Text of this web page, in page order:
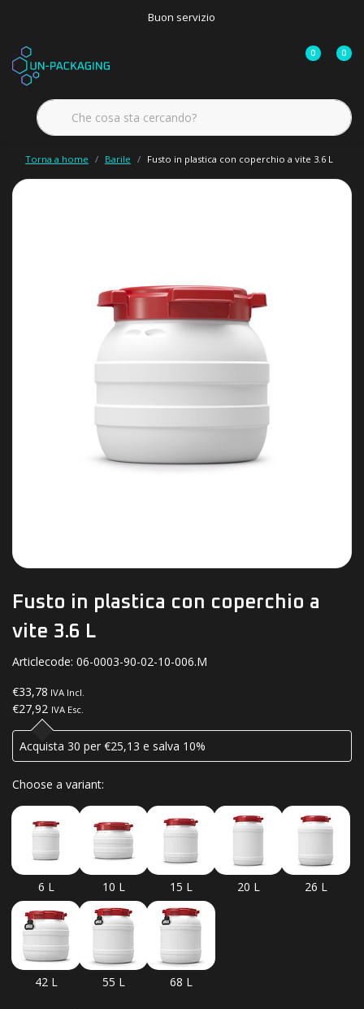
Buon servizio
0 0
Torna a home Barile Fusto in plastica con coperchio a vite 3.6 L
Fusto in plastica con coperchio a
vite 3.6 L
Articlecode: 06-0003-90-02-10-006.M
€33,78 IVA Incl.
€27,92 IVA Esc.
Acquista 30 per €25,13 e salva 10%
Choose a variant:
6 L 10 L 15 L 20 L 26 L
42 L 55 L 68 L